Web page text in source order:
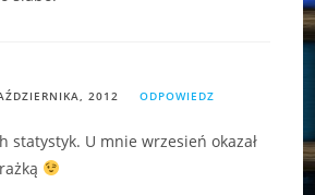
2012 ODPOWIEDZ
statystyk. U mnie wrzesień okazał